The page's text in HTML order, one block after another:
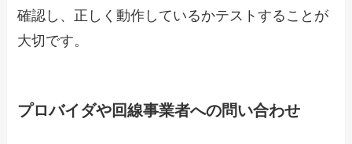
確認し、正しく動作しているかテストすることが
大切です。
プロバイダや回線事業者への問い合わせ